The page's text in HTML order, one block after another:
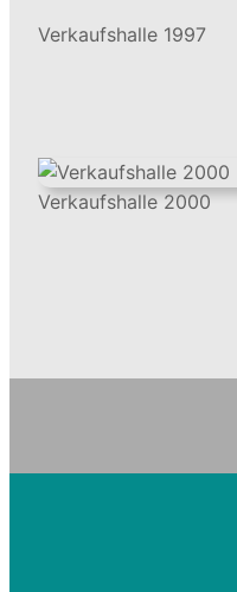
Verkaufshalle 1997
Verkaufshalle 2000